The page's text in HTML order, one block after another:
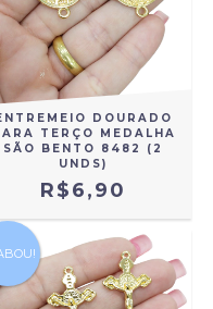
DOURADO
TERÇO MEDALHA
SÃO BENTO 8482 (2
UNDS)
R$6,90